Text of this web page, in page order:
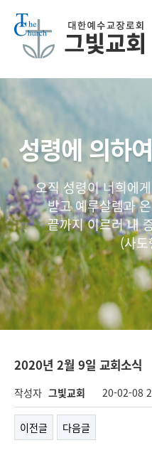
성령에 의하
오직 성령이 너희에
받고 예루살렘과
끝까지 이르러 내
(사
2020년 2월 9일 교회소식
작성자 그빛교회 20-02-08
이전글 다음글